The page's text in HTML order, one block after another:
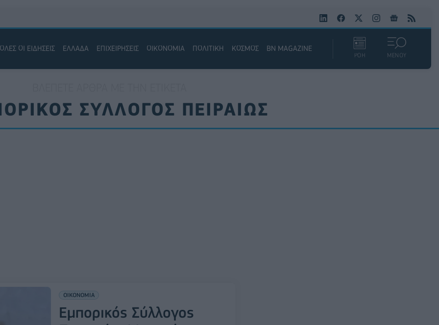
ΟΛΕΣ ΟΙ ΕΙΔΗΣΕΙΣ ΕΛΛΑΔΑ ΕΠΙΧΕΙΡΗΣΕΙΣ ΟΙΚΟΝΟΜΙΑ ΠΟΛΙΤΙΚΗ ΚΟΣΜΟΣ BN MAGAZINE
ΡΟΗ ΜΕΝΟΥ
ΣΥΛΛΟΓΟΣ ΠΕΙΡΑΙΩΣ
ΟΙΚΟΝΟΜΙΑ
Εμπορικός Σύλλογος